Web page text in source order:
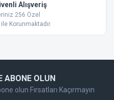
açıklamasında eksik bilgiler bulunuyor.
bilgilerinde hatalar bulunuyor.
fiyatı diğer sitelerden daha pahalı.
Alışveriş
256 Özel
Korunmaktadır.
ABONE OLUN
olun Fırsatları Kaçırmayın